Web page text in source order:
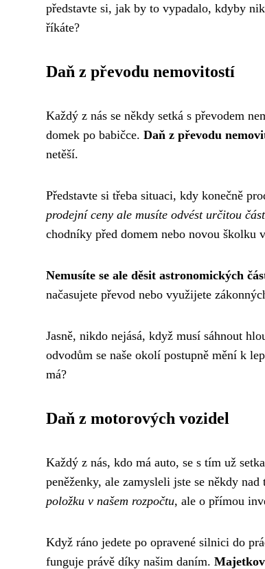
představte si, jak by to vypadalo, kdyby
říkáte?
Daň z převodu nemovitostí
Každý z nás se někdy setká s převodem
domek po babičce. Daň z převodu
netěší.
Představte si třeba situaci, kdy konečně
prodejní ceny ale musíte odvést určitou
chodníky před domem nebo novou školku
Nemusíte se ale děsit astronomických
načasujete převod nebo využijete
Jasně, nikdo nejásá, když musí sáhnout
odvodům se naše okolí postupně mění k
má?
Daň z motorových vozidel
Každý z nás, kdo má auto, se s tím už
peněženky, ale zamysleli jste se někdy
položku v našem rozpočtu, ale o přímou
Když ráno jedete po opravené silnici do
funguje právě díky našim daním.